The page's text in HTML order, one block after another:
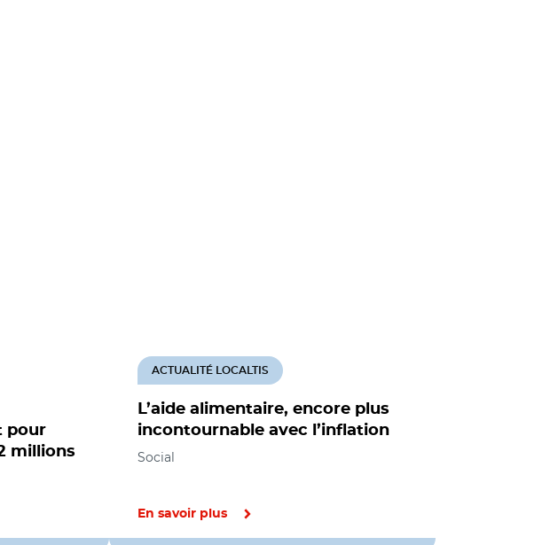
pour
millions
L’aide alimentaire, encore plus
incontournable avec l’inflation
ACTUALITÉ LOCALTIS
Social
En savoir plus